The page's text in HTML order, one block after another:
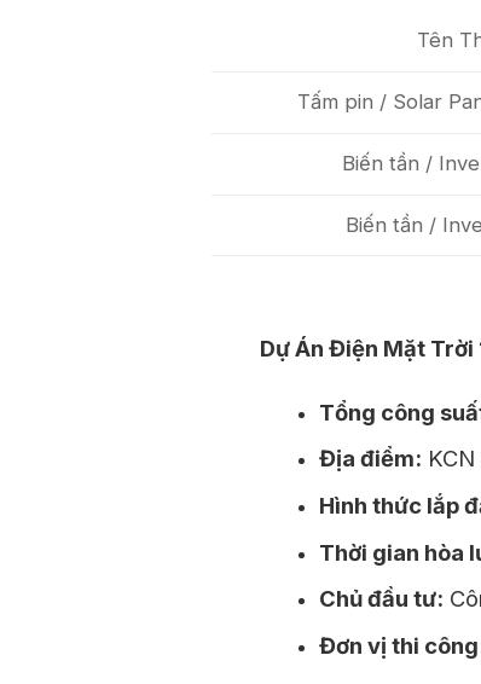
Tên
Tấm pin / Solar
Biến tần /
Biến tần /
Dự Án Điện Mặt Trời
Tổng công
Địa điểm:
Hình thức lắp
Thời gian hòa
Chủ đầu tư:
Đơn vị thi